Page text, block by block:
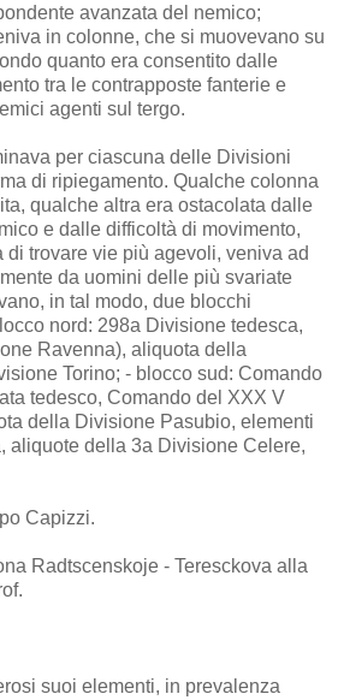
avanzata del nemico;
in colonne, che si muovevano su
quanto era consentito dalle
tra le contrapposte fanterie e
agenti sul tergo.
per ciascuna delle Divisioni
di ripiegamento. Qualche colonna
qualche altra era ostacolata dalle
e dalle difficoltà di movimento,
trovare vie più agevoli, veniva ad
da uomini delle più svariate
in tal modo, due blocchi
nord: 298a Divisione tedesca,
Ravenna), aliquota della
Torino; - blocco sud: Comando
tedesco, Comando del XXX V
della Divisione Pasubio, elementi
aliquote della 3a Divisione Celere,
Capizzi.
Radtscenskoje - Teresckova alla
suoi elementi, in prevalenza